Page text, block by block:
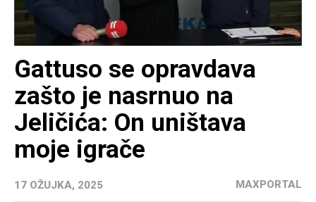
Gattuso se opravdava
zašto je nasrnuo na
Jeličića: On uništava
moje igrače
17 OŽUJKA, 2025 MAXPORTAL